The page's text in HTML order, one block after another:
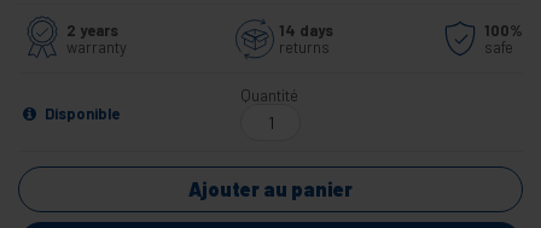
2 years
warranty
14 days
returns
100%
safe
Disponible
Quantité
Ajouter au panier